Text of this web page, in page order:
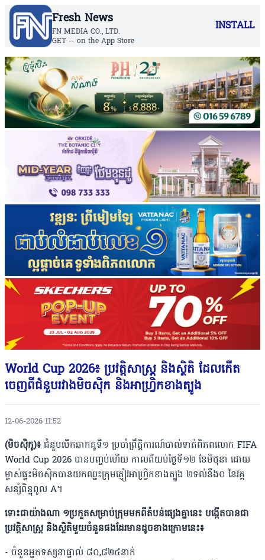
Fresh News
FN MEDIA CO., LTD.
GET -- on the App Store
INSTALL
World Cup 2026៖ ប្រវត្តិសាស្រ្ត និងស្ថិតិ ដែលកើត
ចេញពីជំនួបរវាងមិចស៊ិក និងអាហ្រ្វិកខាងត្បូង
12-06-2026 11:52
(មិចស៊ិកូ)៖ ជំនួបបើកឆាកគូទី១ ប្រចាំព្រឹត្តិការណ៍បាល់ទាត់ពិភពលោក FIFA
World Cup 2026 បានបញ្ចប់ហើយ កាលពីយប់ថ្ងៃទី១២ ខែមិថុនា ដោយ
ម្ចាស់ផ្ទះមិចស៊ិកបានយកឈ្នះក្រុមភ្ញៀវអាហ្រ្វិកខាងត្បូង ២ទល់នឹង០ នៃវគ្គ
សន្សំពិន្ទុពូល A។
ទោះជាយ៉ាងណា ១ប្រកួតសម្រាប់ក្រុមមកពីតំបន់ផ្សេងគ្នានេះ បង្កើតបានជា
ប្រវត្តិសាស្រ្ត និងស្ថិតិមួយចំនួនផងដែរមានដូចខាងក្រោមនេះ៖
- ចំនួនអ្នកទស្សនាផ្ទាល់ ៨០,៨២៤នាក់